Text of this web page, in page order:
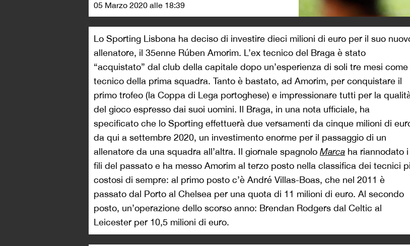
05 Marzo 2020 alle 18:39
Lo Sporting Lisbona ha deciso di investire dieci milioni di euro per il suo
allenatore, il 35enne Rúben Amorim. L’ex tecnico del Braga è stato
“acquistato” dal club della capitale dopo un’esperienza di soli tre mesi come
tecnico della prima squadra. Tanto è bastato, ad Amorim, per conquistare il
primo trofeo (la Coppa di Lega portoghese) e impressionare tutti per la
del gioco espresso dai suoi uomini. Il Braga, in una nota ufficiale, ha
specificato che lo Sporting effettuerà due versamenti da cinque milioni di
da qui a settembre 2020, un investimento enorme per il passaggio di un
allenatore da una squadra all’altra. Il giornale spagnolo Marca ha riannodato i
fili del passato e ha messo Amorim al terzo posto nella classifica dei tecnici
costosi di sempre: al primo posto c’è André Villas-Boas, che nel 2011 è
passato dal Porto al Chelsea per una quota di 11 milioni di euro. Al secondo
posto, un’operazione dello scorso anno: Brendan Rodgers dal Celtic al
Leicester per 10,5 milioni di euro.